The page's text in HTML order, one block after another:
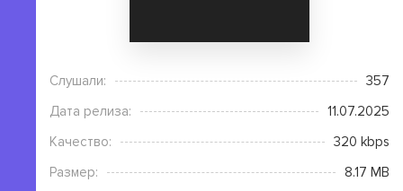
Слушали:
357
Дата релиза:
11.07.2025
Качество:
320 kbps
Размер:
8.17 MB